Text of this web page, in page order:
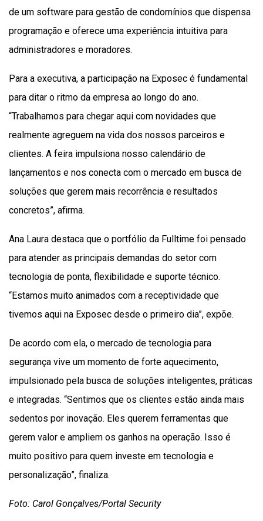
de um software para gestão de condomínios que dispensa
programação e oferece uma experiência intuitiva para
administradores e moradores.
Para a executiva, a participação na Exposec é fundamental
para ditar o ritmo da empresa ao longo do ano.
“Trabalhamos para chegar aqui com novidades que
realmente agreguem na vida dos nossos parceiros e
clientes. A feira impulsiona nosso calendário de
lançamentos e nos conecta com o mercado em busca de
soluções que gerem mais recorrência e resultados
concretos”, afirma.
Ana Laura destaca que o portfólio da Fulltime foi pensado
para atender as principais demandas do setor com
tecnologia de ponta, flexibilidade e suporte técnico.
“Estamos muito animados com a receptividade que
tivemos aqui na Exposec desde o primeiro dia”, expõe.
De acordo com ela, o mercado de tecnologia para
segurança vive um momento de forte aquecimento,
impulsionado pela busca de soluções inteligentes, práticas
e integradas. “Sentimos que os clientes estão ainda mais
sedentos por inovação. Eles querem ferramentas que
gerem valor e ampliem os ganhos na operação. Isso é
muito positivo para quem investe em tecnologia e
personalização”, finaliza.
Foto: Carol Gonçalves/Portal Security